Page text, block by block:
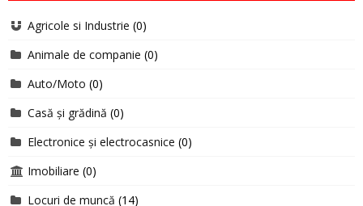
Agricole si Industrie (0)
Animale de companie (0)
Auto/Moto (0)
Casă și grădină (0)
Electronice și electrocasnice (0)
Imobiliare (0)
Locuri de muncă (14)